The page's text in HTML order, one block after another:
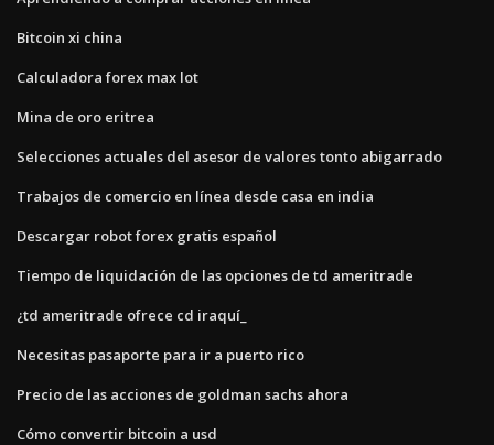
Bitcoin xi china
Calculadora forex max lot
Mina de oro eritrea
Selecciones actuales del asesor de valores tonto abigarrado
Trabajos de comercio en línea desde casa en india
Descargar robot forex gratis español
Tiempo de liquidación de las opciones de td ameritrade
¿td ameritrade ofrece cd iraquí_
Necesitas pasaporte para ir a puerto rico
Precio de las acciones de goldman sachs ahora
Cómo convertir bitcoin a usd